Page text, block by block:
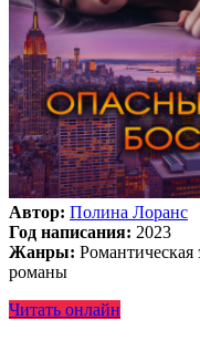
Автор: Полина Лоранс
Год написания: 2023
Жанры:
романы
Читать онлайн